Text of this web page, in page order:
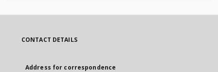
CONTACT DETAILS
Address for correspondence